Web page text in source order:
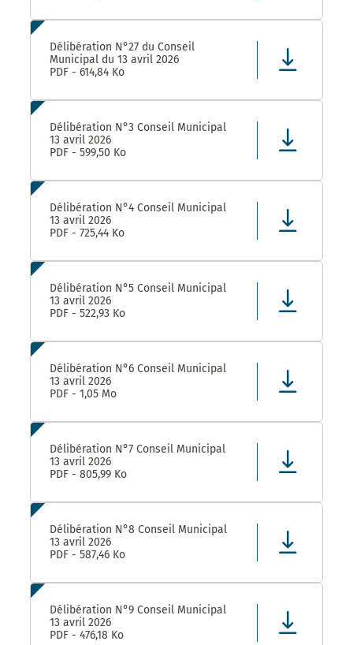
Délibération N°27 du Conseil
Municipal du 13 avril 2026
PDF - 614,84 Ko
Délibération N°3 Conseil Municipal
13 avril 2026
PDF - 599,50 Ko
Délibération N°4 Conseil Municipal
13 avril 2026
PDF - 725,44 Ko
Délibération N°5 Conseil Municipal
13 avril 2026
PDF - 522,93 Ko
Délibération N°6 Conseil Municipal
13 avril 2026
PDF - 1,05 Mo
Délibération N°7 Conseil Municipal
13 avril 2026
PDF - 805,99 Ko
Délibération N°8 Conseil Municipal
13 avril 2026
PDF - 587,46 Ko
Délibération N°9 Conseil Municipal
13 avril 2026
PDF - 476,18 Ko